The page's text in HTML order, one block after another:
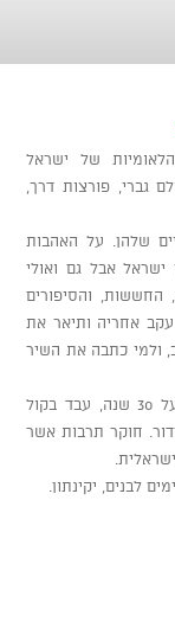
של ישראל
גברי, פורצות דרך,
שלהן. על האהבות
אבל גם ואולי
החששות, והסיפורים
אחריה ותיאר את
ולמי כתבה את השיר
ינחה את הערב המיוחד - שרון עידן, עיתונאי מעל 30 שנה, עבד בקול
חוקר תרבות אשר
לבנים, יקינתון.